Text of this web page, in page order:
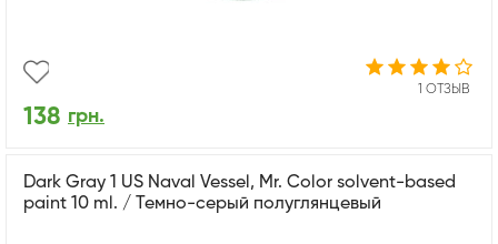
1 ОТЗЫВ
138 грн.
Dark Gray 1 US Naval Vessel, Mr. Color solvent-based
paint 10 ml. / Темно-серый полуглянцевый